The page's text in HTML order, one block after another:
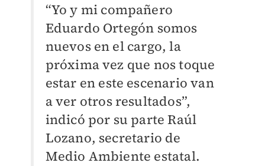
“Yo y mi compañero
Eduardo Ortegón somos
nuevos en el cargo, la
próxima vez que nos toque
estar en este escenario van
a ver otros resultados”,
indicó por su parte Raúl
Lozano, secretario de
Medio Ambiente estatal.